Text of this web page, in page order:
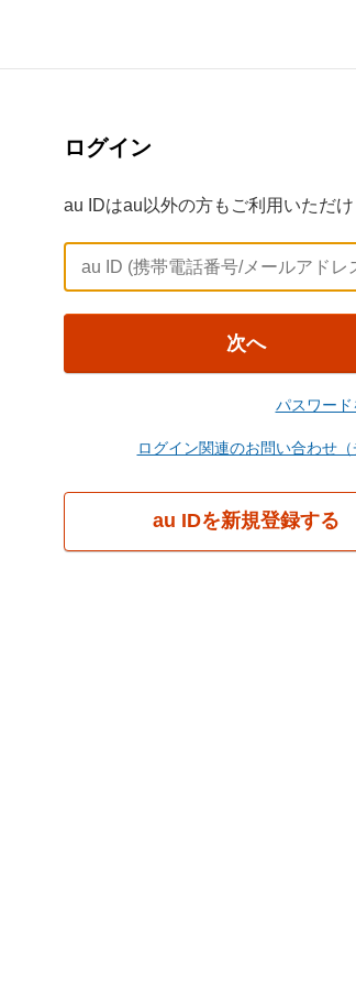
ログイン
au IDはau以外の方もご利用いただけ
次へ
パスワー
ログイン関連のお問い合わせ（
au IDを新規登録する